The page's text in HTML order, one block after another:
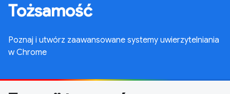
Tożsamość
Poznaj i utwórz zaawansowane systemy uwierzytelniania
w Chrome